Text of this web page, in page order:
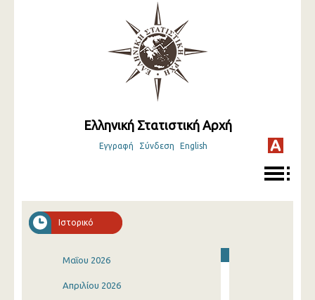
Ελληνική Στατιστική Αρχή
Εγγραφή Σύνδεση English
Ιστορικό
Μαΐου 2026
Απριλίου 2026